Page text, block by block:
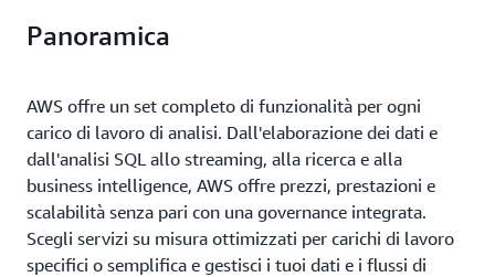
Panoramica
AWS offre un set completo di funzionalità per ogni
carico di lavoro di analisi. Dall'elaborazione dei dati e
dall'analisi SQL allo streaming, alla ricerca e alla
business intelligence, AWS offre prezzi, prestazioni e
scalabilità senza pari con una governance integrata.
Scegli servizi su misura ottimizzati per carichi di lavoro
specifici o semplifica e gestisci i tuoi dati e i flussi di